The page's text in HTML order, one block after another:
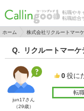
転職やキ
転職総合
ホーム 株式会社リクルートマー
リクルートマー
jun17さん
（29歳）
0 役に
転